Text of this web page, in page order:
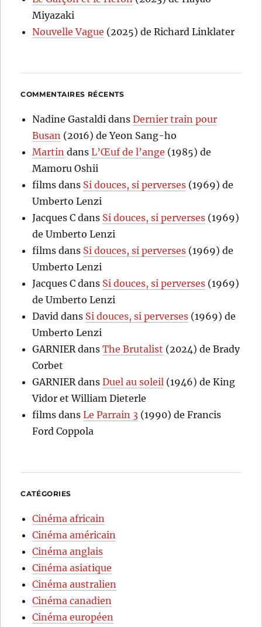
Miyazaki
Nouvelle Vague (2025) de Richard Linklater
COMMENTAIRES RÉCENTS
Nadine Gastaldi dansDernier train pour
Busan (2016) de Yeon Sang-ho
Martin dansL’Œuf de l’ange (1985) de
Mamoru Oshii
films dans Si douces, si perverses (1969) de
Umberto Lenzi
Jacques C dans Si douces, si perverses (1969)
de Umberto Lenzi
films dans Si douces, si perverses (1969) de
Umberto Lenzi
Jacques C dans Si douces, si perverses (1969)
de Umberto Lenzi
David dans Si douces, si perverses (1969) de
Umberto Lenzi
GARNIERdansThe Brutalist (2024) de Brady
Corbet
GARNIERdansDuel au soleil (1946) de King
Vidor et William Dieterle
films dansLe Parrain 3 (1990) de Francis
Ford Coppola
CATÉGORIES
Cinéma africain
Cinéma américain
Cinéma anglais
Cinéma asiatique
Cinéma australien
Cinéma canadien
Cinéma européen